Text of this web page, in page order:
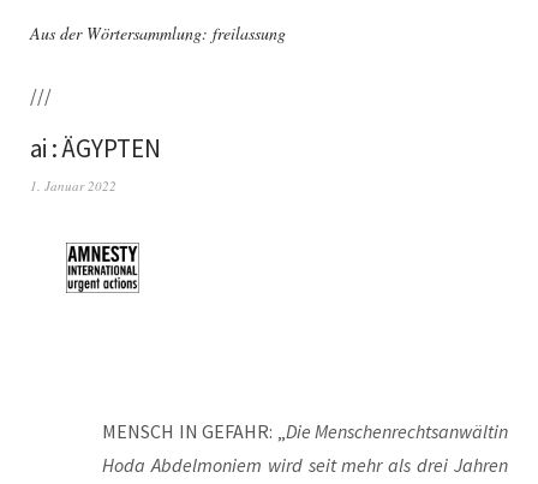
Aus der Wörtersammlung: freilassung
///
ai : ÄGYPTEN
1. Januar 2022
MENSCH IN GEFAHR: „Die Men­schen­rechts­an­wäl­tin
Hoda Abdel­mo­niem wird seit mehr als drei Jah­ren